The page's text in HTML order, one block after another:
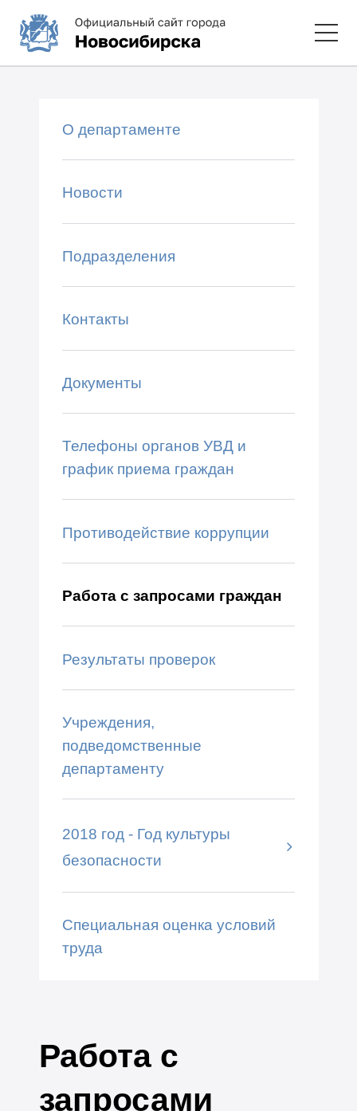
О департаменте
Новости
Подразделения
Контакты
Документы
Телефоны органов УВД и
график приема граждан
Противодействие коррупции
Работа с запросами граждан
Результаты проверок
Учреждения,
подведомственные
департаменту
2018 год - Год культуры
безопасности
Специальная оценка условий
труда
Работа с
запросами